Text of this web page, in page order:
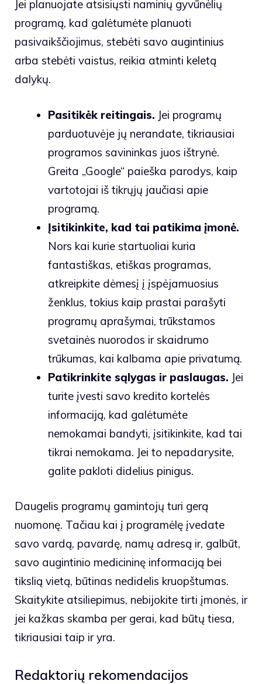
Jei planuojate atsisiųsti naminių gyvūnėlių
programą, kad galėtumėte planuoti
pasivaikščiojimus, stebėti savo augintinius
arba stebėti vaistus, reikia atminti keletą
dalykų.
Pasitikėk reitingais. Jei programų
parduotuvėje jų nerandate, tikriausiai
programos savininkas juos ištrynė.
Greita „Google“ paieška parodys, kaip
vartotojai iš tikrųjų jaučiasi apie
programą.
Įsitikinkite, kad tai patikima įmonė.
Nors kai kurie startuoliai kuria
fantastiškas, etiškas programas,
atkreipkite dėmesį į įspėjamuosius
ženklus, tokius kaip prastai parašyti
programų aprašymai, trūkstamos
svetainės nuorodos ir skaidrumo
trūkumas, kai kalbama apie privatumą.
Patikrinkite sąlygas ir paslaugas. Jei
turite įvesti savo kredito kortelės
informaciją, kad galėtumėte
nemokamai bandyti, įsitikinkite, kad tai
tikrai nemokama. Jei to nepadarysite,
galite pakloti didelius pinigus.
Daugelis programų gamintojų turi gerą
nuomonę. Tačiau kai į programėlę įvedate
savo vardą, pavardę, namų adresą ir, galbūt,
savo augintinio medicininę informaciją bei
tikslią vietą, būtinas nedidelis kruopštumas.
Skaitykite atsiliepimus, nebijokite tirti įmonės, ir
jei kažkas skamba per gerai, kad būtų tiesa,
tikriausiai taip ir yra.
Redaktorių rekomendacijos